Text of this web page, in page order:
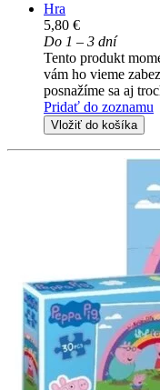
Hra
5,80 €
Do 1 – 3 dní
Tento produkt
vám ho vieme
posnažíme sa aj
Pridať do zoznamu
Vložiť do košíka